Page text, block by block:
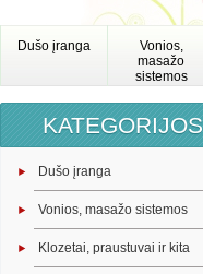
Dušo įranga
Vonios,
masažo
sistemos
KATEGORIJOS
Dušo įranga
Vonios, masažo sistemos
Klozetai, praustuvai ir kita